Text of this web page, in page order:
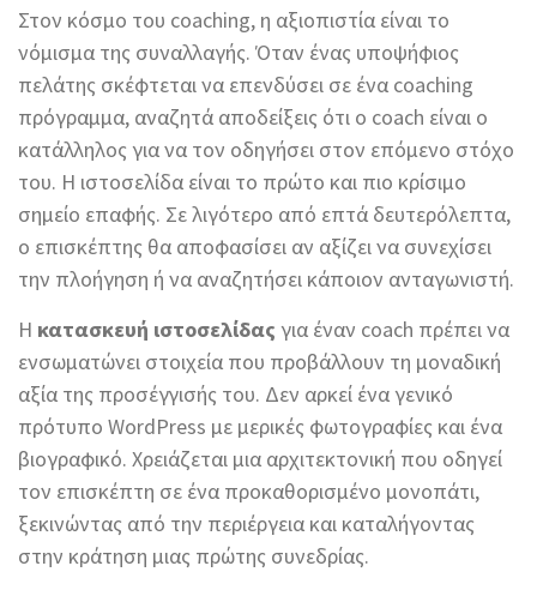
Στον κόσμο του coaching, η αξιοπιστία είναι το
νόμισμα της συναλλαγής. Όταν ένας υποψήφιος
πελάτης σκέφτεται να επενδύσει σε ένα coaching
πρόγραμμα, αναζητά αποδείξεις ότι ο coach είναι ο
κατάλληλος για να τον οδηγήσει στον επόμενο στόχο
του. Η ιστοσελίδα είναι το πρώτο και πιο κρίσιμο
σημείο επαφής. Σε λιγότερο από επτά δευτερόλεπτα,
ο επισκέπτης θα αποφασίσει αν αξίζει να συνεχίσει
την πλοήγηση ή να αναζητήσει κάποιον ανταγωνιστή.
Η κατασκευή ιστοσελίδας για έναν coach πρέπει να
ενσωματώνει στοιχεία που προβάλλουν τη μοναδική
αξία της προσέγγισής του. Δεν αρκεί ένα γενικό
πρότυπο WordPress με μερικές φωτογραφίες και ένα
βιογραφικό. Χρειάζεται μια αρχιτεκτονική που οδηγεί
τον επισκέπτη σε ένα προκαθορισμένο μονοπάτι,
ξεκινώντας από την περιέργεια και καταλήγοντας
στην κράτηση μιας πρώτης συνεδρίας.